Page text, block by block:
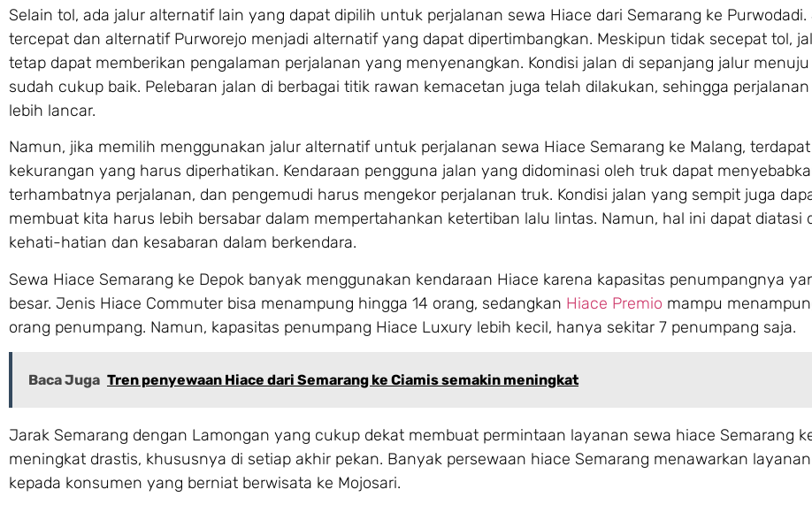
Selain tol, ada jalur alternatif lain yang dapat dipilih untuk perjalanan sewa Hiace dari Semarang ke
tercepat dan alternatif Purworejo menjadi alternatif yang dapat dipertimbangkan. Meskipun tidak secepat tol,
tetap dapat memberikan pengalaman perjalanan yang menyenangkan. Kondisi jalan di sepanjang jalur menuju
sudah cukup baik. Pelebaran jalan di berbagai titik rawan kemacetan juga telah dilakukan, sehingga
lebih lancar.
Namun, jika memilih menggunakan jalur alternatif untuk perjalanan sewa Hiace Semarang ke Malang, terdapat
kekurangan yang harus diperhatikan. Kendaraan pengguna jalan yang didominasi oleh truk dapat
terhambatnya perjalanan, dan pengemudi harus mengekor perjalanan truk. Kondisi jalan yang sempit juga
membuat kita harus lebih bersabar dalam mempertahankan ketertiban lalu lintas. Namun, hal ini dapat diatasi
kehati-hatian dan kesabaran dalam berkendara.
Sewa Hiace Semarang ke Depok banyak menggunakan kendaraan Hiace karena kapasitas penumpangnya
besar. Jenis Hiace Commuter bisa menampung hingga 14 orang, sedangkan Hiace Premio mampu
orang penumpang. Namun, kapasitas penumpang Hiace Luxury lebih kecil, hanya sekitar 7 penumpang saja.
Baca Juga Tren penyewaan Hiace dari Semarang ke Ciamis semakin meningkat
Jarak Semarang dengan Lamongan yang cukup dekat membuat permintaan layanan sewa hiace Semarang
meningkat drastis, khususnya di setiap akhir pekan. Banyak persewaan hiace Semarang menawarkan
kepada konsumen yang berniat berwisata ke Mojosari.